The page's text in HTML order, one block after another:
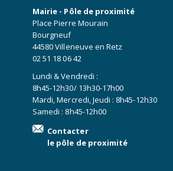
Mairie - Pôle de proximité
Place Pierre Mourain
Bourgneuf
44580 Villeneuve en Retz
02 51 18 06 42
Lundi & Vendredi :
8h45-12h30/ 13h30-17h00
Mardi, Mercredi, Jeudi : 8h45-12h30
Samedi : 8h45-12h00
Contacter
le pôle de proximité